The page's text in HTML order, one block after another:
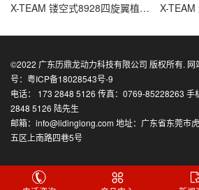
X-TEAM 镂空式8928四旋翼植保无人机电机
©2022 广东历鼎龙动力科技有限公司 版权所有. 网
号： 粤ICP备18028543号-9
电话： 173 2848 5126 传真：0769-85228263 手
2848 5126 陆先生
邮箱：info@lidinglong.com 地址：广东省东莞市
五区上南路四巷5号